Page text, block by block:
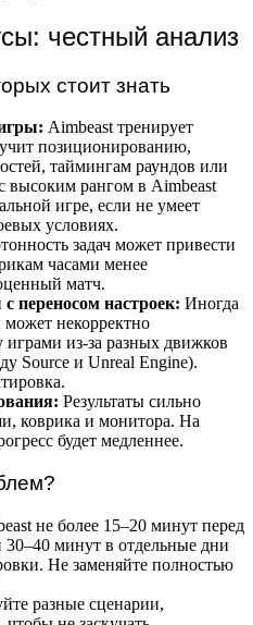
честный анализ
стоит знать
Aimbeast тренирует
позиционированию,
таймингам раундов или
высоким рангом в Aimbeast
игре, если не умеет
условиях.
задач может привести
часами менее
матч.
переносом настроек: Иногда
некорректно
играми из-за разных движков
Source и Unreal Engine).
Результаты сильно
коврика и монитора. На
будет медленнее.
не более 15–20 минут перед
30–40 минут в отдельные дни
Не заменяйте полностью
разные сценарии,